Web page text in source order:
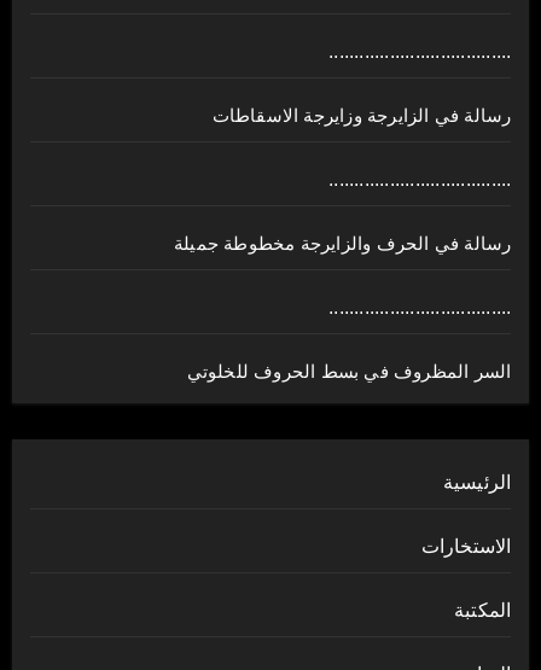
....................................
رسالة في الزايرجة وزايرجة الاسقاطات
....................................
رسالة في الحرف والزايرجة مخطوطة جميلة
....................................
السر المظروف في بسط الحروف للخلوتي
الرئيسية
الاستخارات
المكتبة